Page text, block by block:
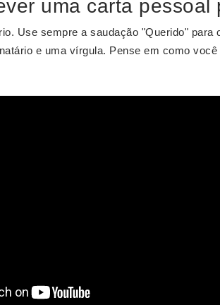
uma carta pessoal
Use sempre a saudação "Querido" para
e uma vírgula. Pense em como